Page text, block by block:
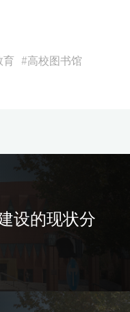
育 #高校图书馆
设的现状分